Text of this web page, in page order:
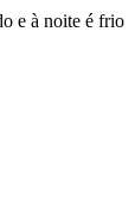
e à noite é frio